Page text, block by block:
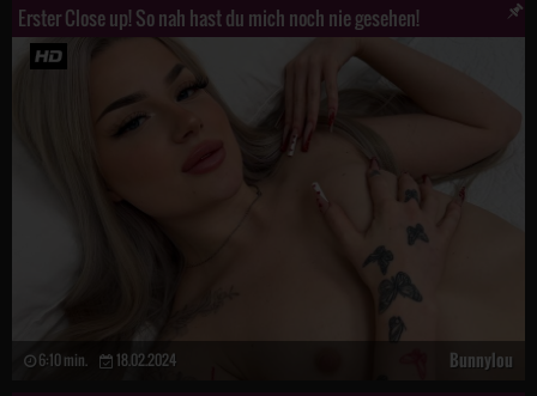
Erster Close up! So nah hast du mich noch nie gesehen!
6:10 min. 18.02.2024 Bunnylou